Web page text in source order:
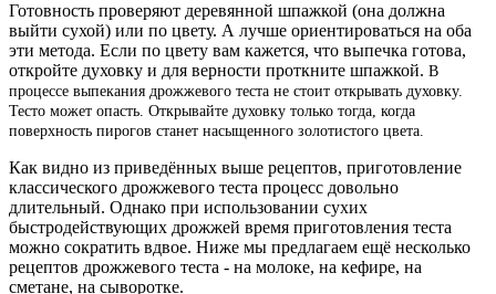
Готовность проверяют деревянной шпажкой (она должна
выйти сухой) или по цвету. А лучше ориентироваться на оба
эти метода. Если по цвету вам кажется, что выпечка готова,
откройте духовку и для верности проткните шпажкой. В
процессе выпекания дрожжевого теста не стоит открывать духовку.
Тесто может опасть. Открывайте духовку только тогда, когда
поверхность пирогов станет насыщенного золотистого цвета.
Как видно из приведённых выше рецептов, приготовление
классического дрожжевого теста процесс довольно
длительный. Однако при использовании сухих
быстродействующих дрожжей время приготовления теста
можно сократить вдвое. Ниже мы предлагаем ещё несколько
рецептов дрожжевого теста - на молоке, на кефире, на
сметане, на сыворотке.